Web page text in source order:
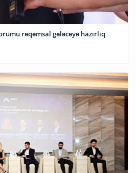
rəqəmsal gələcəyə hazırlıq